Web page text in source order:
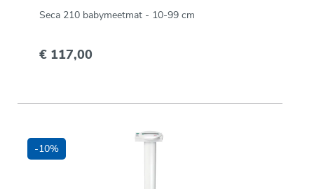
Seca 210 babymeetmat - 10-99 cm
€ 117,00
-10%